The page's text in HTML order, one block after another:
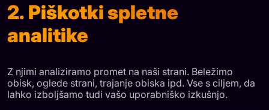
2. Piškotki spletne
analitike
Z njimi analiziramo promet na naši strani. Beležimo
obisk, oglede strani, trajanje obiska ipd. Vse s ciljem, da
lahko izboljšamo tudi vašo uporabniško izkušnjo.